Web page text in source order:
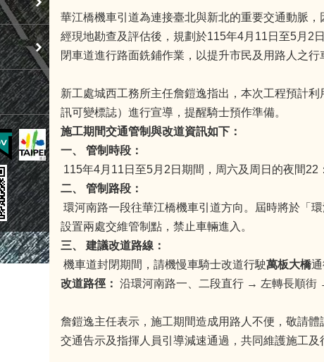
華江橋機車引道為連接臺北與新北的重要交通動脈
經現地勘查及評估後，規劃於115年4月11日至5月2
閉車道進行路面銑鋪作業，以提升市民及用路人之行
新工處城西工務所主任詹鎧逸指出，本次工程預計利
訊可變標誌）進行宣導，提醒騎士預作準備。
施工期間交通管制與改道資訊如下：
一、 管制時段：
115年4月11日至5月2日期間，周六及周日的夜間22
二、 管制路段：
環河南路一段往華江橋機車引道方向。屆時將於「
設置兩處交維管制點，禁止車輛進入。
三、 建議改道路線：
機車道封閉期間，請機慢車騎士改道行駛萬板大橋通
改道路徑： 沿環河南路一、二段直行 → 左轉長順街
詹鎧逸主任表示，施工期間造成用路人不便，敬請
交通告示及指揮人員引導減速通過，共同維護施工及